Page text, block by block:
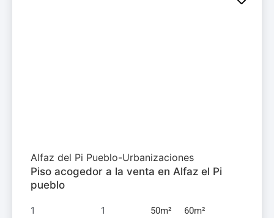
Alfaz del Pi Pueblo-Urbanizaciones
Piso acogedor a la venta en Alfaz el Pi
pueblo
1 1 50m² 60m²